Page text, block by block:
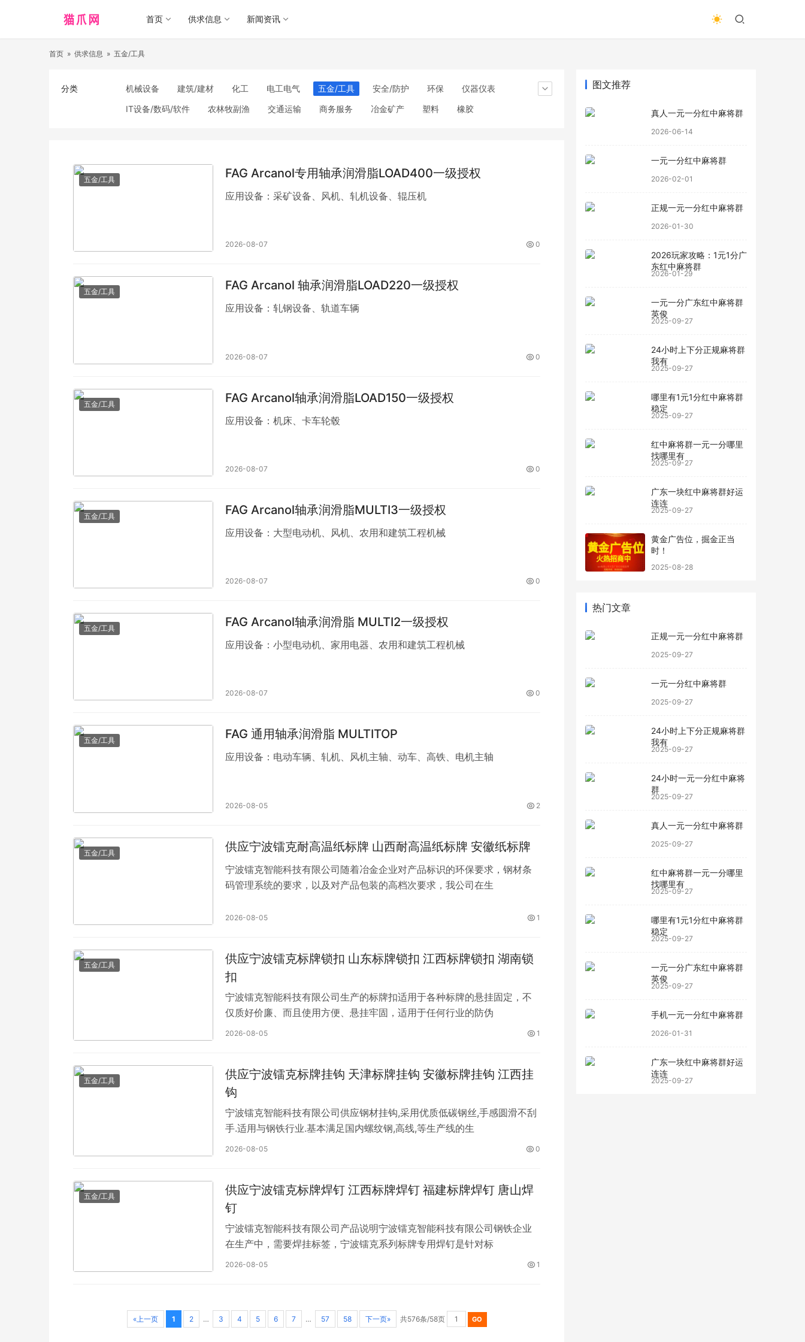
首页 供求信息 新闻资讯
首页 » 供求信息 » 五金/工具
分类 机械设备 建筑/建材 化工 电工电气 五金/工具 安全/防护 环保
仪器仪表
IT设备/数码/软件
农林牧副渔 交通运输 商务服务 冶金矿产 塑料
橡胶
纸业 其他未分类
五金/工具 FAG Arcanol专用轴承润滑脂LOAD400一级授权
应用设备：采矿设备、风机、轧机设备、辊压机
2026-08-07 0
五金/工具 FAG Arcanol 轴承润滑脂LOAD220一级授权
应用设备：轧钢设备、轨道车辆
2026-08-07 0
五金/工具 FAG Arcanol轴承润滑脂LOAD150一级授权
应用设备：机床、卡车轮毂
2026-08-07 0
五金/工具 FAG Arcanol轴承润滑脂MULTI3一级授权
应用设备：大型电动机、风机、农用和建筑工程机械
2026-08-07 0
五金/工具 FAG Arcanol轴承润滑脂 MULTI2一级授权
应用设备：小型电动机、家用电器、农用和建筑工程机械
2026-08-07 0
五金/工具 FAG 通用轴承润滑脂 MULTITOP
应用设备：电动车辆、轧机、风机主轴、动车、高铁、电机主轴
2026-08-05 2
五金/工具 供应宁波镭克耐高温纸标牌 山西耐高温纸标牌 安徽纸标牌
宁波镭克智能科技有限公司随着冶金企业对产品标识的环保要求，钢材条
码管理系统的要求，以及对产品包装的高档次要求，我公司在生
2026-08-05 1
五金/工具
供应宁波镭克标牌锁扣 山东标牌锁扣 江西标牌锁扣 湖南锁
扣
宁波镭克智能科技有限公司生产的标牌扣适用于各种标牌的悬挂固定，不
仅质好价廉、而且使用方便、悬挂牢固，适用于任何行业的防伪
2026-08-05 1
五金/工具
供应宁波镭克标牌挂钩 天津标牌挂钩 安徽标牌挂钩 江西挂
钩
宁波镭克智能科技有限公司供应钢材挂钩,采用优质低碳钢丝,手感圆滑不刮
手.适用与钢铁行业.基本满足国内螺纹钢,高线,等生产线的生
2026-08-05 0
五金/工具
供应宁波镭克标牌焊钉 江西标牌焊钉 福建标牌焊钉 唐山焊
钉
宁波镭克智能科技有限公司产品说明宁波镭克智能科技有限公司钢铁企业
在生产中，需要焊挂标签，宁波镭克系列标牌专用焊钉是针对标
2026-08-05 1
«上一页 1 2 … 3 4 5 6 7 … 57 58 下一页» 共576条/58页
图文推荐
真人一元一分红中麻将群
2026-06-14
一元一分红中麻将群
2026-02-01
正规一元一分红中麻将群
2026-01-30
2026玩家攻略：1元1分广
东红中麻将群
2026-01-29
一元一分广东红中麻将群
英俊
2025-09-27
24小时上下分正规麻将群
我有
2025-09-27
哪里有1元1分红中麻将群
稳定
2025-09-27
红中麻将群一元一分哪里
找哪里有
2025-09-27
广东一块红中麻将群好运
连连
2025-09-27
黄金广告位，掘金正当
时！
2025-08-28
热门文章
正规一元一分红中麻将群
2025-09-27
一元一分红中麻将群
2025-09-27
24小时上下分正规麻将群
我有
2025-09-27
24小时一元一分红中麻将
群
2025-09-27
真人一元一分红中麻将群
2025-09-27
红中麻将群一元一分哪里
找哪里有
2025-09-27
哪里有1元1分红中麻将群
稳定
2025-09-27
一元一分广东红中麻将群
英俊
2025-09-27
手机一元一分红中麻将群
2026-01-31
广东一块红中麻将群好运
连连
2025-09-27